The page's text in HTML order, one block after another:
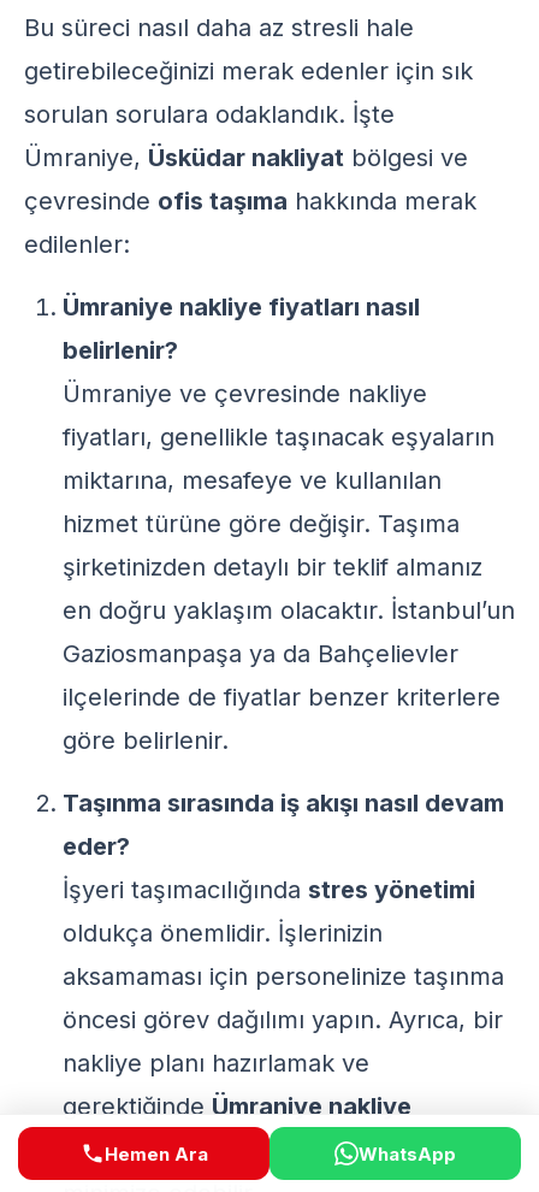
Bu süreci nasıl daha az stresli hale
getirebileceğinizi merak edenler için sık
sorulan sorulara odaklandık. İşte
Ümraniye, Üsküdar nakliyat bölgesi ve
çevresinde ofis taşıma hakkında merak
edilenler:
Ümraniye nakliye fiyatları nasıl
belirlenir?
Ümraniye ve çevresinde nakliye
fiyatları, genellikle taşınacak eşyaların
miktarına, mesafeye ve kullanılan
hizmet türüne göre değişir. Taşıma
şirketinizden detaylı bir teklif almanız
en doğru yaklaşım olacaktır. İstanbul’un
Gaziosmanpaşa ya da Bahçelievler
ilçelerinde de fiyatlar benzer kriterlere
göre belirlenir.
Taşınma sırasında iş akışı nasıl devam
eder?
İşyeri taşımacılığında stres yönetimi
oldukça önemlidir. İşlerinizin
aksamaması için personelinize taşınma
öncesi görev dağılımı yapın. Ayrıca, bir
nakliye planı hazırlamak ve
gerektiğinde Ümraniye nakliye
kamyonetkiralamak iş akışınızı
Hemen Ara WhatsApp